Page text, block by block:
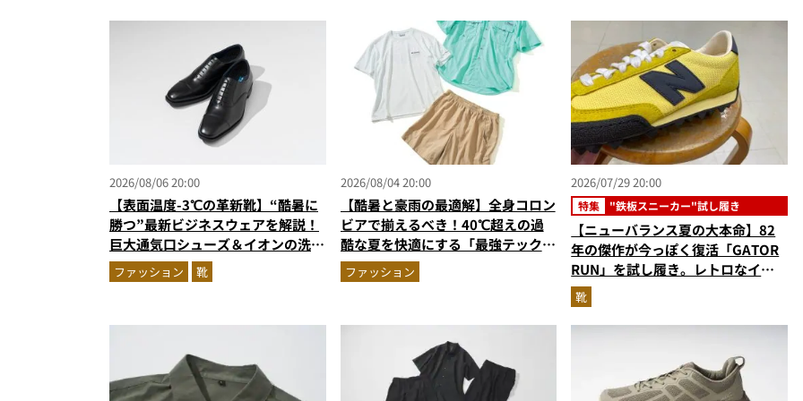
2026/08/06 20:00
【表面温度-3℃の革新靴】“酷暑に
勝つ”最新ビジネスウェアを解説！
巨大通気口シューズ＆イオンの洗え
る1万円台セットアップほか
ファッション 靴
2026/08/04 20:00
【酷暑と豪雨の最適解】全身コロン
ビアで揃えるべき！40℃超えの過
酷な夏を快適にする「最強テックウ
エア」セットアップ
ファッション
2026/07/29 20:00
特集 "鉄板スニーカー"試し履き
【ニューバランス夏の大本命】82
年の傑作が今っぽく復活「GATOR
RUN」を試し履き。レトロなイエ
ローがたまらない！
靴